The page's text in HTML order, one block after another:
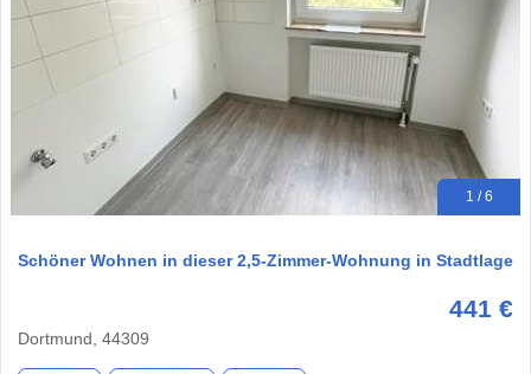
1 / 6
Schöner Wohnen in dieser 2,5-Zimmer-Wohnung in Stadtlage
441 €
Dortmund, 44309